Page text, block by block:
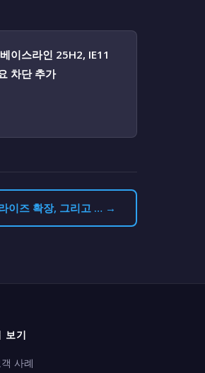
이스라인 25H2, IE11
차단 추가
이즈 확장, 그리고 … →
보기
사례